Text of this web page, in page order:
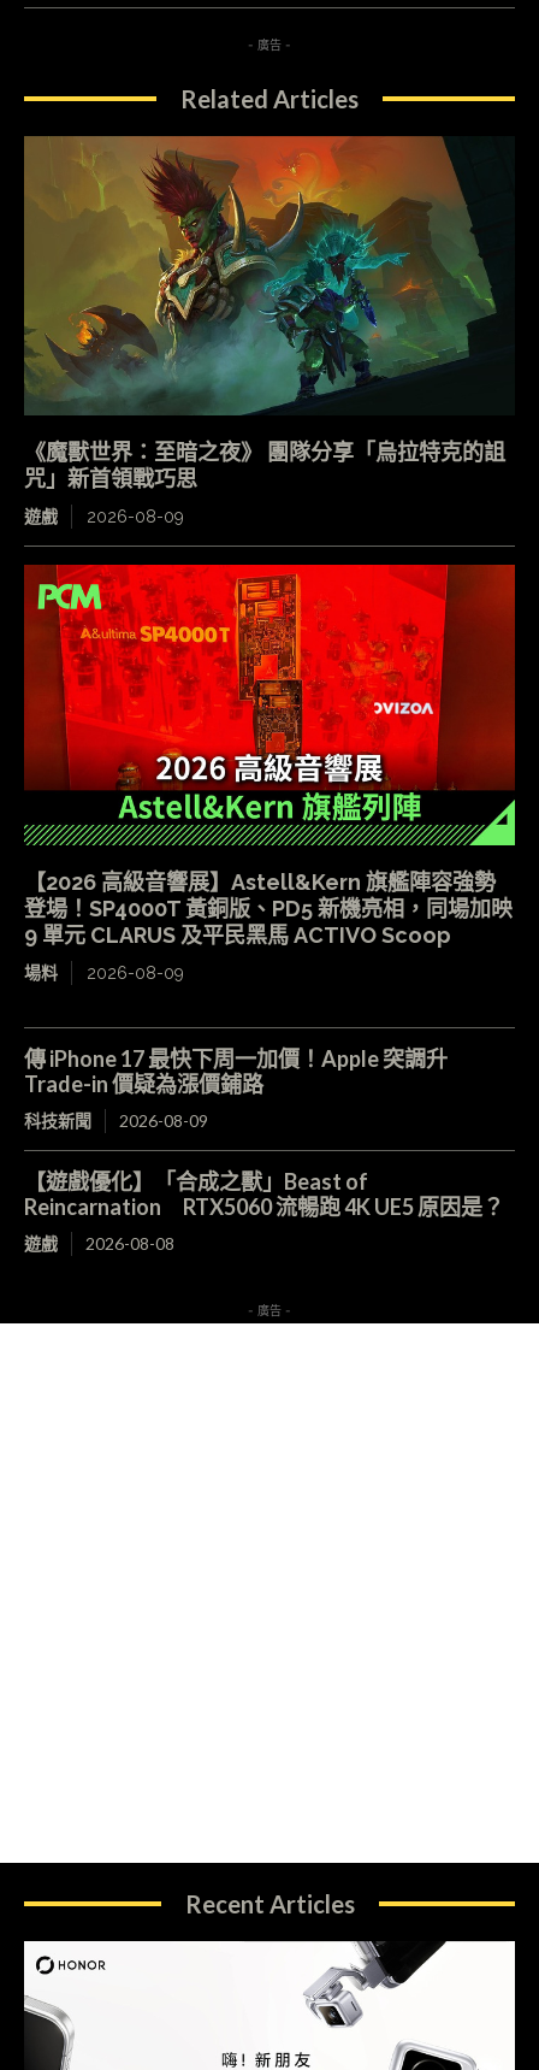
- 廣告 -
Related Articles
《魔獸世界：至暗之夜》 團隊分享「烏拉特克的詛
咒」新首領戰巧思
遊戲 2026-08-09
【2026 高級音響展】Astell&Kern 旗艦陣容強勢
登場！SP4000T 黃銅版、PD5 新機亮相，同場加映
9 單元 CLARUS 及平民黑馬 ACTIVO Scoop
場料 2026-08-09
傳 iPhone 17 最快下周一加價！Apple 突調升
Trade-in 價疑為漲價鋪路
科技新聞 2026-08-09
【遊戲優化】「合成之獸」Beast of
Reincarnation RTX5060 流暢跑 4K UE5 原因是？
遊戲 2026-08-08
- 廣告 -
Recent Articles